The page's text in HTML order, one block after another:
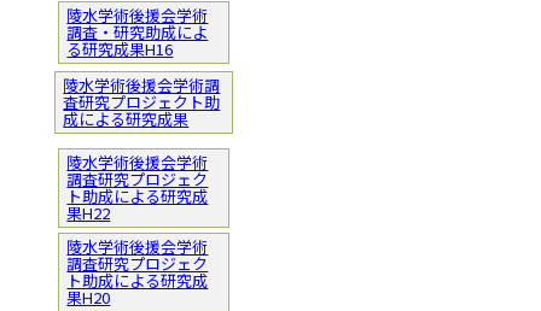
陵水学術後援会学術
調査・研究助成によ
る研究成果H16
陵水学術後援会学術調
査研究プロジェクト助
成による研究成果
陵水学術後援会学術
調査研究プロジェク
ト助成による研究成
果H22
陵水学術後援会学術
調査研究プロジェク
ト助成による研究成
果H20